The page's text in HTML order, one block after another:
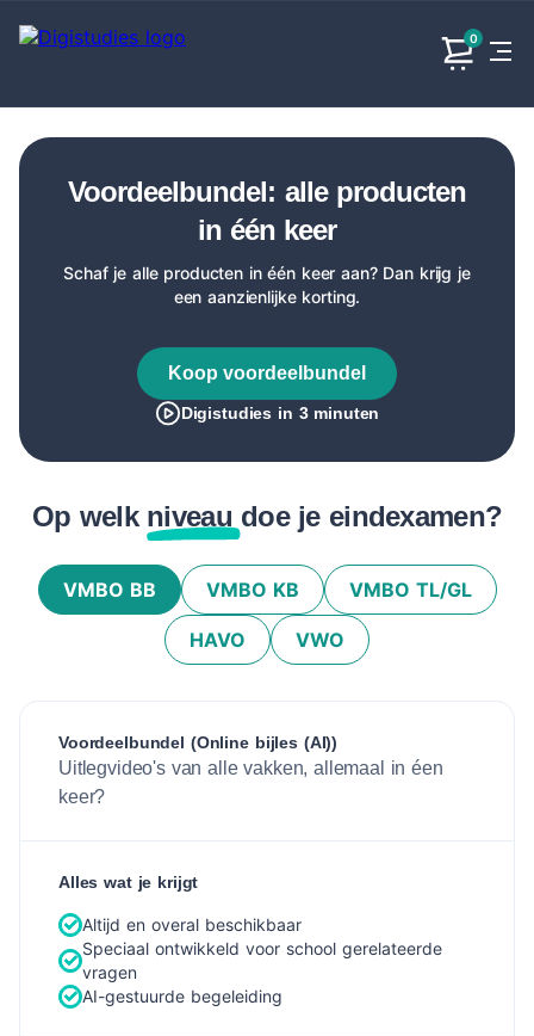
0
Exacte
Geen
Geen vakken.
Voordeelbundel: alle producten
in één keer
Schaf je alle producten in één keer aan? Dan krijg je
een aanzienlijke korting.
Koop voordeelbundel
Digistudies in 3 minuten
Op welk niveau doe je eindexamen?
VMBO BB VMBO KB VMBO TL/GL
HAVO VWO
Voordeelbundel (Online bijles (AI))
Uitlegvideo's van alle vakken, allemaal in éen
keer?
Alles wat je krijgt
Altijd en overal beschikbaar
Speciaal ontwikkeld voor school gerelateerde
vragen
AI-gestuurde begeleiding